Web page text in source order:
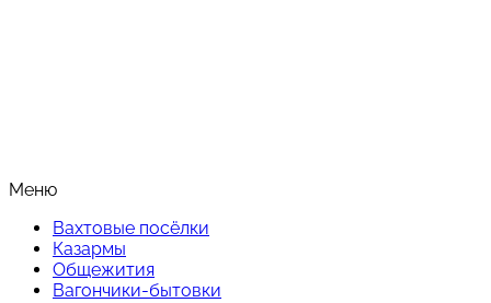
Меню
Вахтовые посёлки
Казармы
Общежития
Вагончики-бытовки